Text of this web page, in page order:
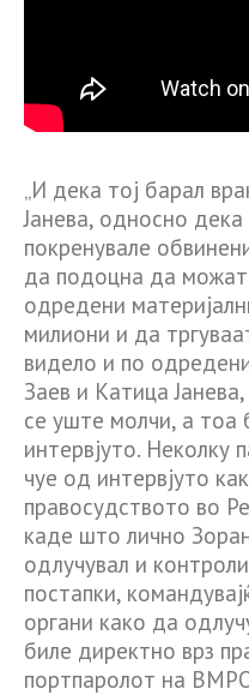
„И дека тој барал
Јанева, односно дека
покренувале
да подоцна да
одредени
милиони и да
видело и по
Заев и Катица
се уште молчи, а тоа
интервјуто. Неколку
чуе од интервјуто
правосудството во
каде што лично
одлучувал и
постапки,
органи како да
биле директно врз
портпаролот на